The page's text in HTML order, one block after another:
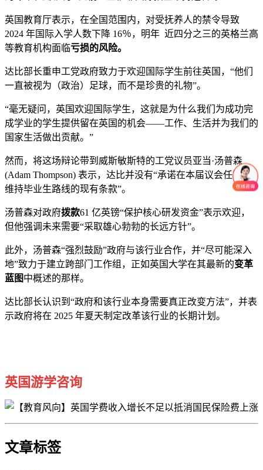
英国教育厅表示，在全国范围内，对受抚养人的禁令导致
2024 年国际入学人数下降 16％，明年 近四分之三的英格兰高
等教育机构面临亏损的风险。
达比部长重申工党政府致力于欢迎国际学生前往英国，“他们
一直被视为（政治）足球，而不是珍贵的礼物”。
“毫无疑问，英国欢迎国际学生，这就是为什么我们为成功完
成学业的学生提供留在英国的机会——工作、生活并为我们的
国家生活做出贡献。”
然而，将这场辩论带到威斯敏斯特的工党议员亚当·汤普森
(Adam Thompson) 表示，达比并没有“承诺在本届议会任期内
维持毕业生路线的现有条款”。
汤普森对政府拨款61 亿英镑“保护核心研发资金”表示欢迎，
但他强调未来需要“采取雄心勃勃的长远方针”。
此外，汤普森“强烈鼓励”政府与该行业合作，并“尽可能深入
地”致力于建立跨部门工作组，正如英国大学在其最新的变革
蓝图中概述的那样。
达比部长认识到“政府和该行业本身需要真正改变方法”，并表
示政府将在 2025 年夏天制定改革该行业的长期计划。
英国游学咨询
文章标签